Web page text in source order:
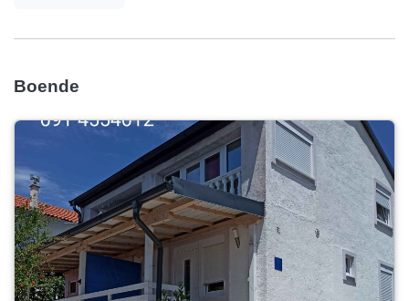
Boende